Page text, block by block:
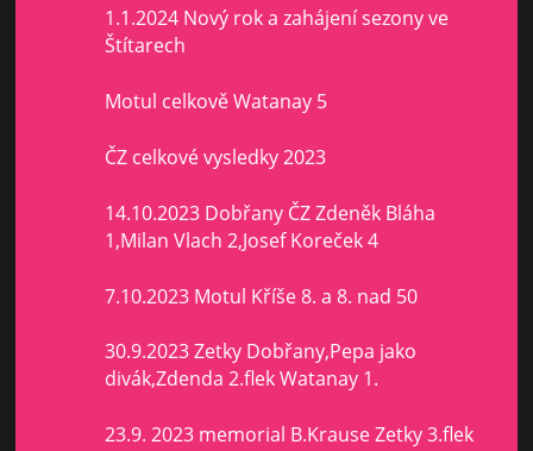
1.1.2024 Nový rok a zahájení sezony ve
Štítarech
Motul celkově Watanay 5
ČZ celkové vysledky 2023
14.10.2023 Dobřany ČZ Zdeněk Bláha
1,Milan Vlach 2,Josef Koreček 4
7.10.2023 Motul Kříše 8. a 8. nad 50
30.9.2023 Zetky Dobřany,Pepa jako
divák,Zdenda 2.flek Watanay 1.
23.9. 2023 memorial B.Krause Zetky 3.flek